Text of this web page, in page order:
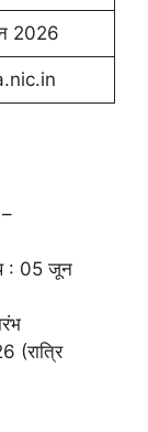
2026
–
: 05 जून
(रात्रि